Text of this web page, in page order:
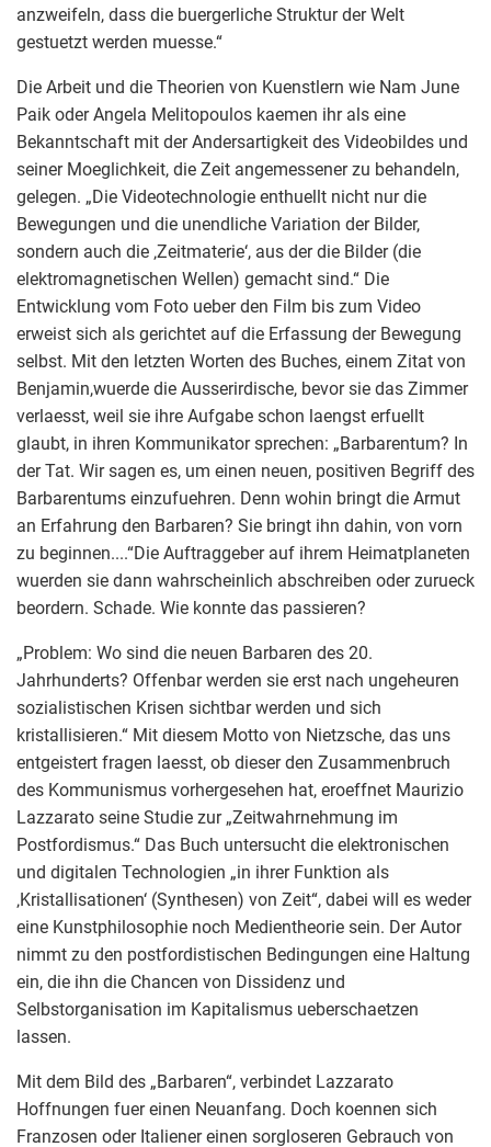
anzweifeln, dass die buergerliche Struktur der Welt
gestuetzt werden muesse.“
Die Arbeit und die Theorien von Kuenstlern wie Nam June
Paik oder Angela Melitopoulos kaemen ihr als eine
Bekanntschaft mit der Andersartigkeit des Videobildes und
seiner Moeglichkeit, die Zeit angemessener zu behandeln,
gelegen. „Die Videotechnologie enthuellt nicht nur die
Bewegungen und die unendliche Variation der Bilder,
sondern auch die ‚Zeitmaterie‘, aus der die Bilder (die
elektromagnetischen Wellen) gemacht sind.“ Die
Entwicklung vom Foto ueber den Film bis zum Video
erweist sich als gerichtet auf die Erfassung der Bewegung
selbst. Mit den letzten Worten des Buches, einem Zitat von
Benjamin,wuerde die Ausserirdische, bevor sie das Zimmer
verlaesst, weil sie ihre Aufgabe schon laengst erfuellt
glaubt, in ihren Kommunikator sprechen: „Barbarentum? In
der Tat. Wir sagen es, um einen neuen, positiven Begriff des
Barbarentums einzufuehren. Denn wohin bringt die Armut
an Erfahrung den Barbaren? Sie bringt ihn dahin, von vorn
zu beginnen....“Die Auftraggeber auf ihrem Heimatplaneten
wuerden sie dann wahrscheinlich abschreiben oder zurueck
beordern. Schade. Wie konnte das passieren?
„Problem: Wo sind die neuen Barbaren des 20.
Jahrhunderts? Offenbar werden sie erst nach ungeheuren
sozialistischen Krisen sichtbar werden und sich
kristallisieren.“ Mit diesem Motto von Nietzsche, das uns
entgeistert fragen laesst, ob dieser den Zusammenbruch
des Kommunismus vorhergesehen hat, eroeffnet Maurizio
Lazzarato seine Studie zur „Zeitwahrnehmung im
Postfordismus.“ Das Buch untersucht die elektronischen
und digitalen Technologien „in ihrer Funktion als
‚Kristallisationen‘ (Synthesen) von Zeit“, dabei will es weder
eine Kunstphilosophie noch Medientheorie sein. Der Autor
nimmt zu den postfordistischen Bedingungen eine Haltung
ein, die ihn die Chancen von Dissidenz und
Selbstorganisation im Kapitalismus ueberschaetzen
lassen.
Mit dem Bild des „Barbaren“, verbindet Lazzarato
Hoffnungen fuer einen Neuanfang. Doch koennen sich
Franzosen oder Italiener einen sorgloseren Gebrauch von